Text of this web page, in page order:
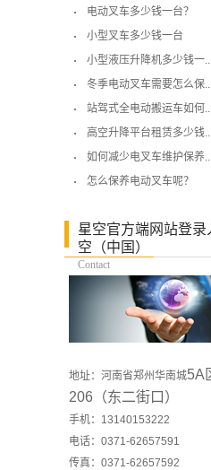
电动叉车多少钱一台？
小型叉车多少钱一台
小型液压升降机多少钱一
冬季电动叉车需要怎么保
站驾式全电动搬运车如何
高空升降平台租赁多少钱
如何减少电叉车维护保养
怎么保养电动叉车呢？
星空官方端网站登录
空（中国）
Contact
地址：河南省郑州华南城5A
206（东二街口）
手机：13140153222
电话：0371-62657591
传真：0371-62657592